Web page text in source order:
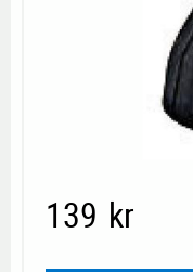
139 kr